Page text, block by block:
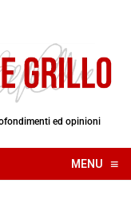
ed opinioni
MENU ≡
☰